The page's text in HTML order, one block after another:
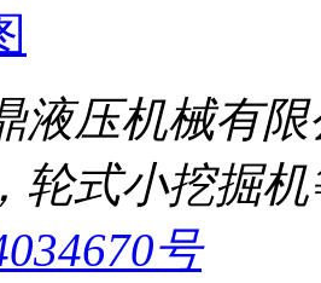
液压机械有
轮式小挖掘
号